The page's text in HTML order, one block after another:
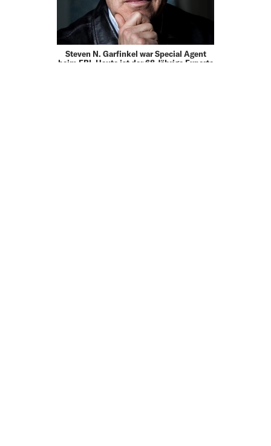
Steven N. Garfinkel war Special Agent
beim FBI. Heute ist der 68-Jährige Experte